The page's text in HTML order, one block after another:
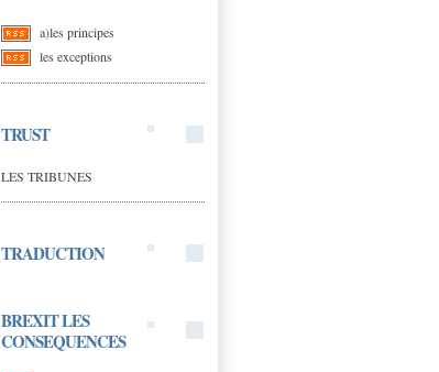
a)les principes
les exceptions
TRUST
LES TRIBUNES
TRADUCTION
BREXIT LES
CONSEQUENCES